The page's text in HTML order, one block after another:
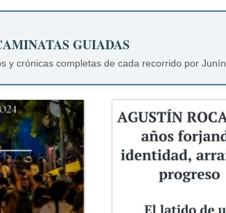
GUIADAS
y crónicas completas de cada recorrido por Junín.